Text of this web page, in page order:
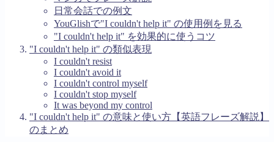
日常会話での例文
YouGlishで"I couldn't help it" の使用例を見る
"I couldn't help it" を効果的に使うコツ
"I couldn't help it" の類似表現
I couldn't resist
I couldn't avoid it
I couldn't control myself
I couldn't stop myself
It was beyond my control
"I couldn't help it" の意味と使い方【英語フレーズ解説】
のまとめ